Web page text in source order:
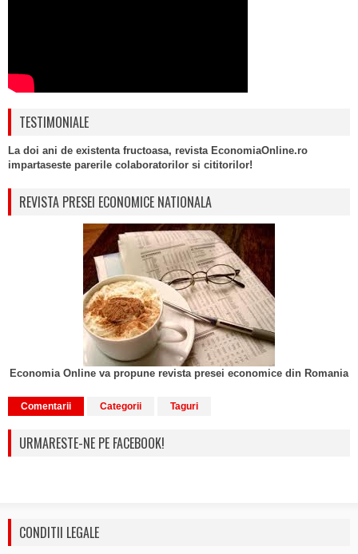
TESTIMONIALE
La doi ani de existenta fructoasa, revista EconomiaOnline.ro
impartaseste parerile colaboratorilor si cititorilor!
REVISTA PRESEI ECONOMICE NATIONALA
Economia Online va propune revista presei economice din Romania
Comentarii Categorii Taguri
URMARESTE-NE PE FACEBOOK!
CONDITII LEGALE